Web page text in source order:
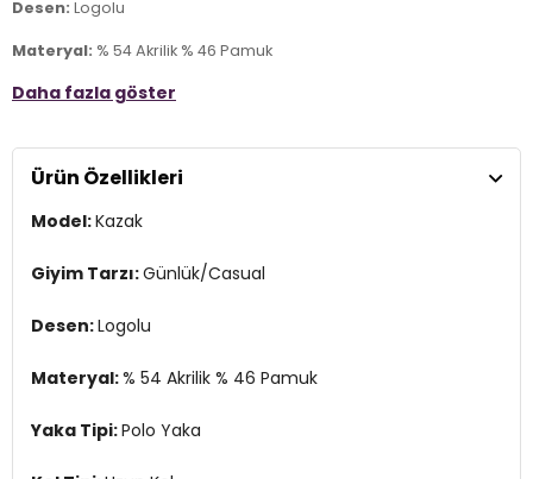
Desen: Logolu
Materyal: % 54 Akrilik % 46 Pamuk
Yaka Tipi:Polo Yaka
Kumaş Tipi:Belirtilmemiş
Boy:Standart
Kalıp Bilgisi: Slim Fit
3DK1G081SZ0TK2335218.VR052
Daha fazla göster
Ürün Özellikleri
Model:Kazak
Giyim Tarzı:Günlük/Casual
Desen:Logolu
Materyal:% 54 Akrilik % 46 Pamuk
Yaka Tipi:Polo Yaka